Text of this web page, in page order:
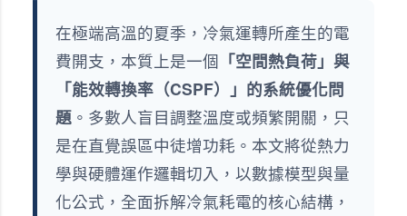
在極端高溫的夏季，冷氣運轉所產生的電
費開支，本質上是一個 「空間熱負荷」與
「能效轉換率（CSPF）」的系統優化問
題 。多數人盲目調整溫度或頻繁開關，只
是在直覺誤區中徒增功耗。本文將從熱力
學與硬體運作邏輯切入，以數據模型與量
化公式，全面拆解冷氣耗電的核心結構，